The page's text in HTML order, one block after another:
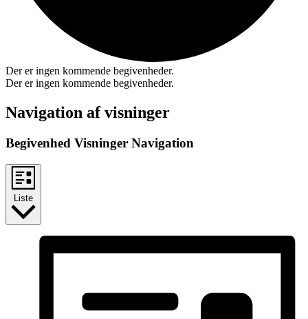
Der er ingen kommende begivenheder.
Der er ingen kommende begivenheder.
Navigation af visninger
Begivenhed Visninger Navigation
Liste